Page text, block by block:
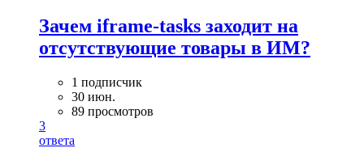
Зачем iframe-tasks заходит на
отсутствующие товары в ИМ?
1 подписчик
30 июн.
89 просмотров
3
ответа